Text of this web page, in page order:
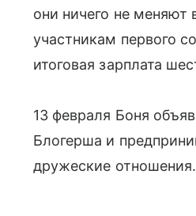
они ничего не
участникам первого
итоговая зарплата
13 февраля Боня
Блогерша и
дружеские отношения.